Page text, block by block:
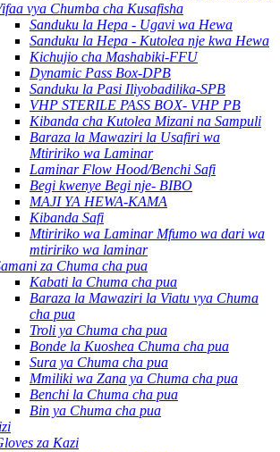
vya Chumba cha Kusafisha
Sanduku la Hepa - Ugavi wa Hewa
Sanduku la Hepa - Kutolea nje kwa Hewa
Kichujio cha Mashabiki-FFU
Dynamic Pass Box-DPB
Sanduku la Pasi Iliyobadilika-SPB
VHP STERILE PASS BOX- VHP PB
Kibanda cha Kutolea Mizani na Sampuli
Baraza la Mawaziri la Usafiri wa
Mtiririko wa Laminar
Laminar Flow Hood/Benchi Safi
Begi kwenye Begi nje- BIBO
MAJI YA HEWA-KAMA
Kibanda Safi
Mtiririko wa Laminar Mfumo wa dari wa
mtiririko wa laminar
za Chuma cha pua
Kabati la Chuma cha pua
Baraza la Mawaziri la Viatu vya Chuma
cha pua
Troli ya Chuma cha pua
Bonde la Kuoshea Chuma cha pua
Sura ya Chuma cha pua
Mmiliki wa Zana ya Chuma cha pua
Benchi la Chuma cha pua
Bin ya Chuma cha pua
za Kazi